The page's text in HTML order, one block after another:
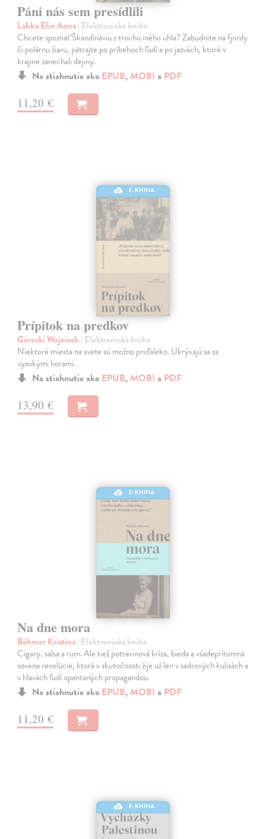
Páni nás sem presídlili
Labba Elin Anna| Elektronická kniha
Chcete spoznať Škandináviu z trochu iného uhla? Zabudnite na fjordy
či polárnu žiaru, pátrajte po príbehoch ľudí a po jazvách, ktoré v
krajine zanechali dejiny.
Na stiahnutie ako EPUB, MOBI a PDF
11,20 €
E-KNIHA
Prípitok na predkov
Górecki Wojciech | Elektronická kniha
Niektoré miesta na svete sú možno priďaleko. Ukrývajú sa za
vysokými horami.
Na stiahnutie ako EPUB, MOBI a PDF
13,90 €
E-KNIHA
Na dne mora
Böhmer Kristína| Elektronická kniha
Cigary, salsa a rum. Ale tiež potravinová kríza, bieda a všadeprítomná
ozvena revolúcie, ktorá v skutočnosti žije už len v sadrových kulisách a
v hlavách ľudí opantaných propagandou.
Na stiahnutie ako EPUB, MOBI a PDF
11,20 €
E-KNIHA